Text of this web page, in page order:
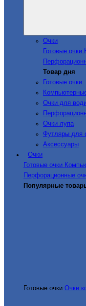
Очки
Готовые очки
Товар дня
Готовые очки
Очки для
Очки лупа
Футляры для
Аксессуары
Очки
Готовые очки
Перфорационные
Популярные
Готовые очки Очки